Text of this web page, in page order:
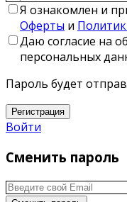
Я ознакомлен и
Оферты и
Даю согласие на
персональных
Пароль будет
Регистрация
Войти
Сменить пароль